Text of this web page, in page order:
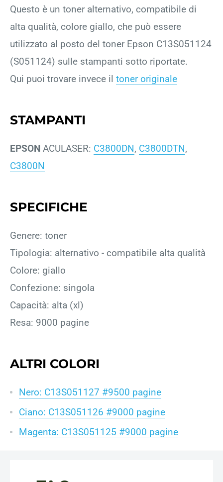
Questo è un toner alternativo, compatibile di
alta qualità, colore giallo, che può essere
utilizzato al posto del toner Epson C13S051124
(S051124) sulle stampanti sotto riportate.
Qui puoi trovare invece il toner originale
STAMPANTI
EPSON ACULASER: C3800DN, C3800DTN,
C3800N
SPECIFICHE
Genere: toner
Tipologia: alternativo - compatibile alta qualità
Colore: giallo
Confezione: singola
Capacità: alta (xl)
Resa: 9000 pagine
ALTRI COLORI
Nero: C13S051127 #9500 pagine
Ciano: C13S051126 #9000 pagine
Magenta: C13S051125 #9000 pagine